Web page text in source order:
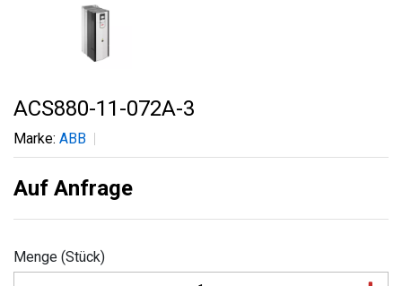
ACS880-11-072A-3
Marke: ABB
Auf Anfrage
Menge (Stück)